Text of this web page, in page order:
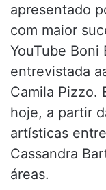
apresentado
com maior
YouTube Boni
entrevistada
Camila Pizzo.
hoje, a partir
artísticas
Cassandra
áreas.